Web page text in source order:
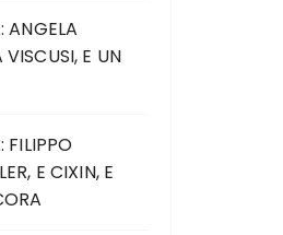
ANGELA
E UN
FILIPPO
E CIXIN, E